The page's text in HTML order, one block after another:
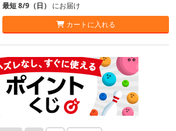
最短 8/9（日） にお届け
カートに入れる